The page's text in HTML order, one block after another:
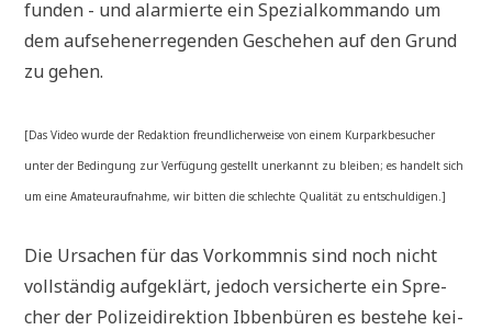
fun­den - und alar­mier­te ein Spe­zi­al­kom­man­do um
dem auf­se­hen­er­re­gen­den Gesche­hen auf den Grund
zu gehen.
[Das Video wur­de der Redak­ti­on freund­li­cher­wei­se von einem Kur­park­be­su­cher
unter der Bedin­gung zur Ver­fü­gung gestellt uner­kannt zu blei­ben; es han­delt sich
um eine Ama­teur­auf­nah­me, wir bit­ten die schlech­te Qua­li­tät zu entschuldigen.]
Die Ursa­chen für das Vor­komm­nis sind noch nicht
voll­stän­dig auf­ge­klärt, jedoch ver­si­cher­te ein Spre­
cher der Poli­zei­di­rek­ti­on Ibben­bü­ren es bestehe kei­